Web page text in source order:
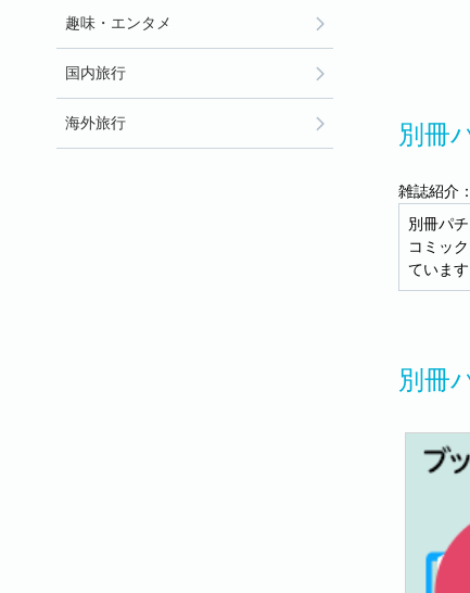
別冊
雑誌紹介：
別冊パ
コミッ
ています
別冊
趣味・エンタメ
国内旅行
海外旅行